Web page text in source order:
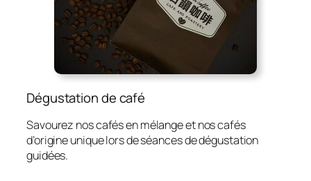
Dégustation de café
Savourez nos cafés en mélange et nos cafés
d’origine unique lors de séances de dégustation
guidées.